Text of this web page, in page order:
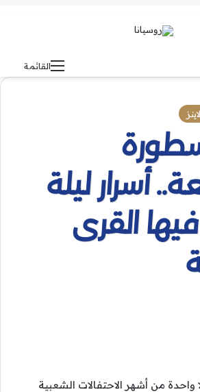
القائمة
أسرار ليلة
فيها القرى
واحدة من أشهر الاحتفالات الشعبية